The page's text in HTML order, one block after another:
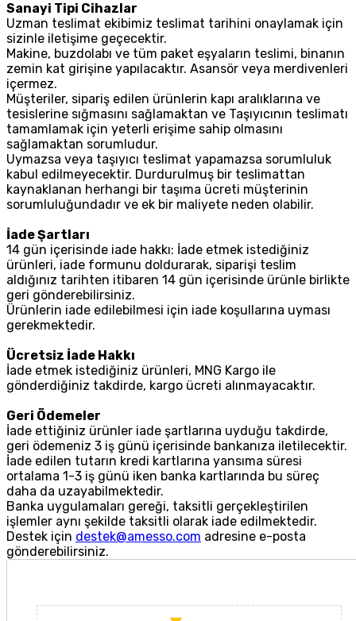
Sanayi Tipi Cihazlar
Uzman teslimat ekibimiz teslimat tarihini onaylamak için
sizinle iletişime geçecektir.
Makine, buzdolabı ve tüm paket eşyaların teslimi, binanın
zemin kat girişine yapılacaktır. Asansör veya merdivenleri
içermez.
Müşteriler, sipariş edilen ürünlerin kapı aralıklarına ve
tesislerine sığmasını sağlamaktan ve Taşıyıcının teslimatı
tamamlamak için yeterli erişime sahip olmasını
sağlamaktan sorumludur.
Uymazsa veya taşıyıcı teslimat yapamazsa sorumluluk
kabul edilmeyecektir. Durdurulmuş bir teslimattan
kaynaklanan herhangi bir taşıma ücreti müşterinin
sorumluluğundadır ve ek bir maliyete neden olabilir.
İade Şartları
14 gün içerisinde iade hakkı: İade etmek istediğiniz
ürünleri, iade formunu doldurarak, siparişi teslim
aldığınız tarihten itibaren 14 gün içerisinde ürünle birlikte
geri gönderebilirsiniz.
Ürünlerin iade edilebilmesi için iade koşullarına uyması
gerekmektedir.
Ücretsiz İade Hakkı
İade etmek istediğiniz ürünleri, MNG Kargo ile
gönderdiğiniz takdirde, kargo ücreti alınmayacaktır.
Geri Ödemeler
İade ettiğiniz ürünler iade şartlarına uyduğu takdirde,
geri ödemeniz 3 iş günü içerisinde bankanıza iletilecektir.
İade edilen tutarın kredi kartlarına yansıma süresi
ortalama 1-3 iş günü iken banka kartlarında bu süreç
daha da uzayabilmektedir.
Banka uygulamaları gereği, taksitli gerçekleştirilen
işlemler aynı şekilde taksitli olarak iade edilmektedir.
Destek için destek@amesso.com adresine e-posta
gönderebilirsiniz.